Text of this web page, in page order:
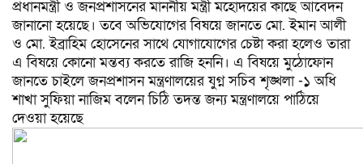
প্রধানমন্ত্রী ও জনপ্রশাসনের মাননীয় মন্ত্রী মহোদয়ের কাছে আবেদন
জানানো হয়েছে।​ তবে অভিযোগের বিষয়ে জানতে মো. ইমান আলী
ও মো. ইব্রাহিম হোসেনের সাথে যোগাযোগের চেষ্টা করা হলেও তারা
এ বিষয়ে কোনো মন্তব্য করতে রাজি হননি। এ বিষয়ে মুঠোফোন
জানতে চাইলে জনপ্রশাসন মন্ত্রণালয়ের যুগ্ন সচিব শৃঙ্খলা -১ অধি
শাখা সুফিয়া নাজিম বলেন চিঠি তদন্ত জন্য মন্ত্রণালয়ে পাঠিয়ে
দেওয়া হয়েছে ​